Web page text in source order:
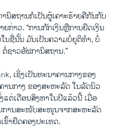
ນິສຖານກໍເປັນຜູ້​ເຄາະ​ຮ້າຍຄື​ກັນກັບ
ກ່າວ. “ການກັກເງິນຫຼືການຢຶດເງິນ
ນຊື່ນັ້ນ ມັນເປັນຄວາມບໍ່ຍຸຕິທໍາ, ບໍ່
ຊາວອັຟການິສຖານ.”
ເຊິ່ງເປັນທະນາຄານກາງຂອງ
ານກາງ ຂອງສະຫະລັດ ໃນລັດນິວ
ແຕ່ເດືອນສິງຫາໃນປີແລ້ວນີ້ ເມື່ອ
ການສະໜັບສະໜຸນຈາກສະຫະລັດ
າຢຶດຄອງປະເທດ.